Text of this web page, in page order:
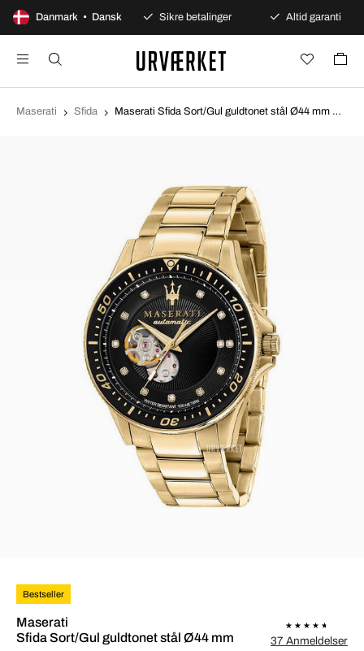
Danmark • Dansk
100 dages åbent køb Sikre betalinger Altid garanti
Maserati Sfida Maserati Sfida Sort/Gul guldtonet stål Ø44 mm R8823140003
Bestseller
Maserati
Sfida Sort/Gul guldtonet stål Ø44 mm
37 Anmeldelser